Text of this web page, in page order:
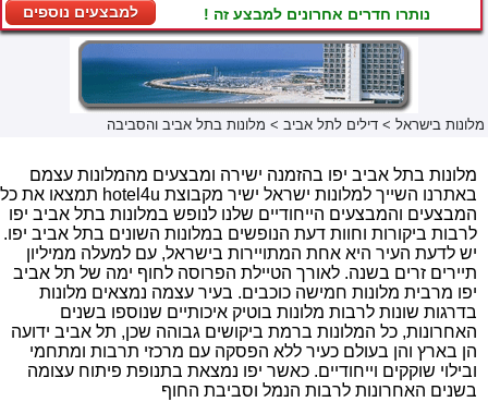
למבצעים נוספים נותרו חדרים אחרונים למבצע זה !
מלונות בישראל > דילים לתל אביב > מלונות בתל אביב והסביבה
מלונות בתל אביב יפו בהזמנה ישירה ומבצעים מהמלונות עצמם
באתרנו השייך למלונות ישראל ישיר מקבוצת hotel4u תמצאו את כל
המבצעים והמבצעים הייחודיים שלנו לנופש במלונות בתל אביב יפו
לרבות ביקורות וחוות דעת הנופשים במלונות השונים בתל אביב יפו.
יש לדעת העיר היא אחת המתויירות בישראל, עם למעלה ממיליון
תיירים זרים בשנה. לאורך הטיילת הפרוסה לחוף ימה של תל אביב
יפו מרבית מלונות חמישה כוכבים. בעיר עצמה נמצאים מלונות
בדרגות שונות לרבות מלונות בוטיק איכותיים שנוספו בשנים
האחרונות, כל המלונות ברמת ביקושים גבוהה שכן, תל אביב ידועה
הן בארץ והן בעולם כעיר ללא הפסקה עם מרכזי תרבות ומתחמי
ובילוי שוקקים וייחודיים. כאשר יפו נמצאת בתנופת פיתוח עצומה
בשנים האחרונות לרבות הנמל וסביבת החוף